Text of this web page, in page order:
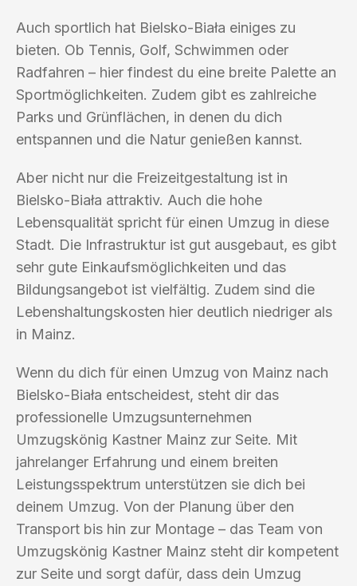
Auch sportlich hat Bielsko-Biała einiges zu
bieten. Ob Tennis, Golf, Schwimmen oder
Radfahren – hier findest du eine breite Palette an
Sportmöglichkeiten. Zudem gibt es zahlreiche
Parks und Grünflächen, in denen du dich
entspannen und die Natur genießen kannst.
Aber nicht nur die Freizeitgestaltung ist in
Bielsko-Biała attraktiv. Auch die hohe
Lebensqualität spricht für einen Umzug in diese
Stadt. Die Infrastruktur ist gut ausgebaut, es gibt
sehr gute Einkaufsmöglichkeiten und das
Bildungsangebot ist vielfältig. Zudem sind die
Lebenshaltungskosten hier deutlich niedriger als
in Mainz.
Wenn du dich für einen Umzug von Mainz nach
Bielsko-Biała entscheidest, steht dir das
professionelle Umzugsunternehmen
Umzugskönig Kastner Mainz zur Seite. Mit
jahrelanger Erfahrung und einem breiten
Leistungsspektrum unterstützen sie dich bei
deinem Umzug. Von der Planung über den
Transport bis hin zur Montage – das Team von
Umzugskönig Kastner Mainz steht dir kompetent
zur Seite und sorgt dafür, dass dein Umzug